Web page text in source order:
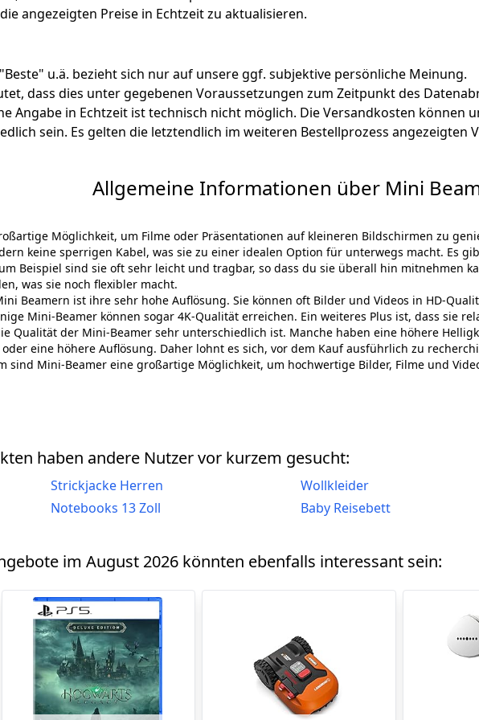
angezeigten Preise in Echtzeit zu aktualisieren.
u.ä. bezieht sich nur auf unsere ggf. subjektive persönliche Meinung.
dass dies unter gegebenen Voraussetzungen zum Zeitpunkt des
Angabe in Echtzeit ist technisch nicht möglich. Die Versandkosten können
sein. Es gelten die letztendlich im weiteren Bestellprozess angezeigten
Allgemeine Informationen über Mini
Möglichkeit, um Filme oder Präsentationen auf kleineren Bildschirmen zu
keine sperrigen Kabel, was sie zu einer idealen Option für unterwegs macht. Es
Beispiel sind sie oft sehr leicht und tragbar, so dass du sie überall hin mitnehmen
was sie noch flexibler macht.
Beamern ist ihre sehr hohe Auflösung. Sie können oft Bilder und Videos in HD-
Mini-Beamer können sogar 4K-Qualität erreichen. Ein weiteres Plus ist, dass sie
Qualität der Mini-Beamer sehr unterschiedlich ist. Manche haben eine höhere
eine höhere Auflösung. Daher lohnt es sich, vor dem Kauf ausführlich zu
sind Mini-Beamer eine großartige Möglichkeit, um hochwertige Bilder, Filme und
haben andere Nutzer vor kurzem gesucht:
Strickjacke Herren Wollkleider
Notebooks 13 Zoll Baby Reisebett
im August 2026 könnten ebenfalls interessant sein: